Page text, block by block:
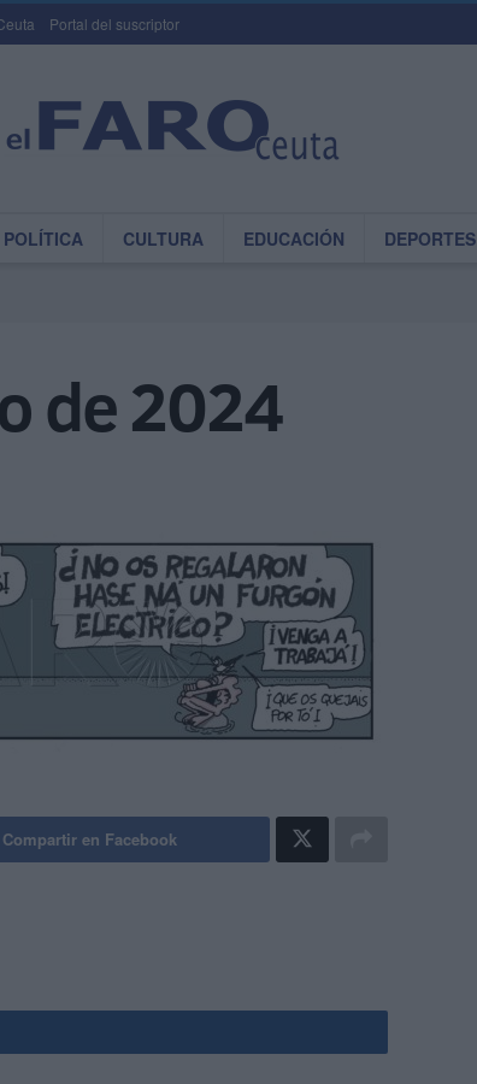
Portal del suscriptor
POLÍTICA CULTURA EDUCACIÓN DEPORTES
de 2024
Compartir en Facebook